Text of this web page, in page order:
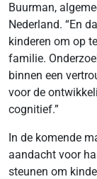
Buurman,
Nederland. “En
kinderen om op
familie.
binnen een
voor de
cognitief.”
In de komende
aandacht voor
steunen om